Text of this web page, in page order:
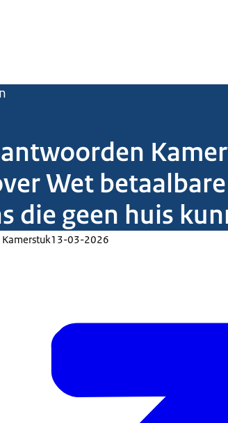
Wet
die geen huis
Kamerstuk13-03-2026